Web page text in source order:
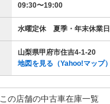
09:30〜19:00
水曜定休 夏季・年末休業日
山梨県甲府市住吉4-1-20
地図を見る（Yahoo!マップ）
この店舗の中古車在庫一覧